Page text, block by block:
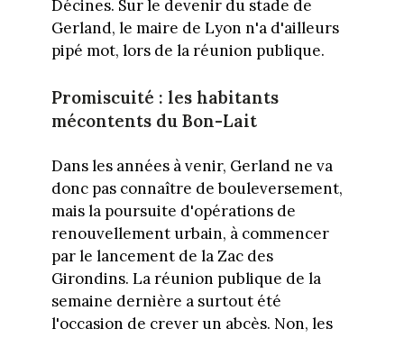
Décines. Sur le devenir du stade de
Gerland, le maire de Lyon n'a d'ailleurs
pipé mot, lors de la réunion publique.
Promiscuité : les habitants
mécontents du Bon-Lait
Dans les années à venir, Gerland ne va
donc pas connaître de bouleversement,
mais la poursuite d'opérations de
renouvellement urbain, à commencer
par le lancement de la Zac des
Girondins. La réunion publique de la
semaine dernière a surtout été
l'occasion de crever un abcès. Non, les